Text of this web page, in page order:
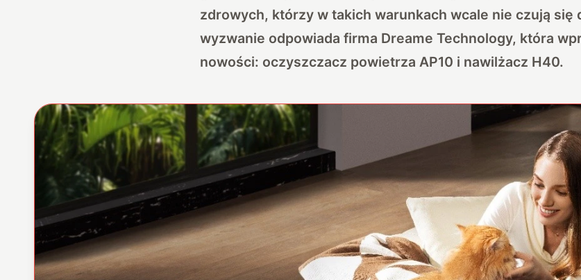
zdrowych, którzy w takich warunkach wcale nie czują się
wyzwanie odpowiada firma Dreame Technology, która
nowości: oczyszczacz powietrza AP10 i nawilżacz H40.